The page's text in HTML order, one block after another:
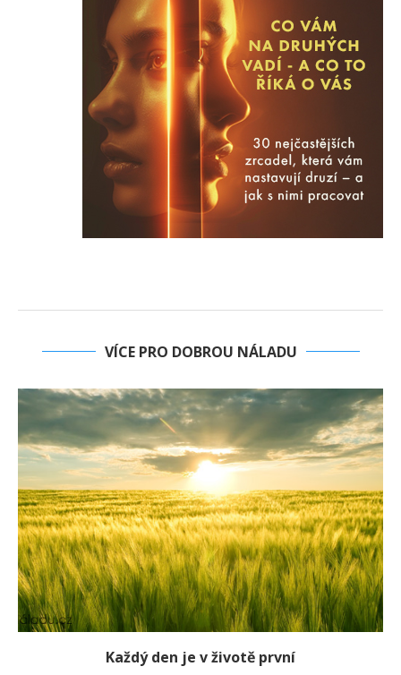
VÍCE PRO DOBROU NÁLADU
Každý den je v životě první